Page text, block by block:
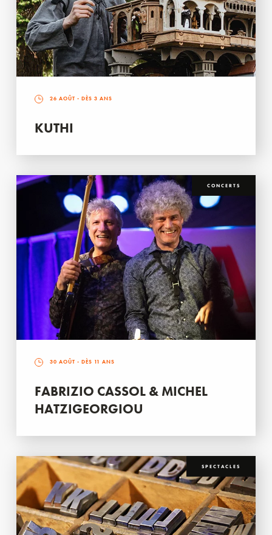
26 AOÛT - DÈS 3 ANS
KUTHI
CONCERTS
30 AOÛT - DÈS 11 ANS
FABRIZIO CASSOL & MICHEL
HATZIGEORGIOU
SPECTACLES